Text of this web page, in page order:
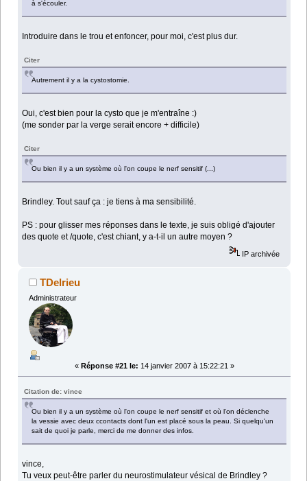
à s'écouler.
Introduire dans le trou et enfoncer, pour moi, c'est plus dur.
Citer
Autrement il y a la cystostomie.
Oui, c'est bien pour la cysto que je m'entraîne :)
(me sonder par la verge serait encore + difficile)
Citer
Ou bien il y a un système où l'on coupe le nerf sensitif (...)
Brindley. Tout sauf ça : je tiens à ma sensibilité.
PS : pour glisser mes réponses dans le texte, je suis obligé d'ajouter
des quote et /quote, c'est chiant, y a-t-il un autre moyen ?
IP archivée
TDelrieu
Administrateur
« Réponse #21 le: 14 janvier 2007 à 15:22:21 »
Citation de: vince
Ou bien il y a un système où l'on coupe le nerf sensitif et où l'on déclenche
la vessie avec deux ccontacts dont l'un est placé sous la peau. Si quelqu'un
sait de quoi je parle, merci de me donner des infos.
vince,
Tu veux peut-être parler du neurostimulateur vésical de Brindley ?